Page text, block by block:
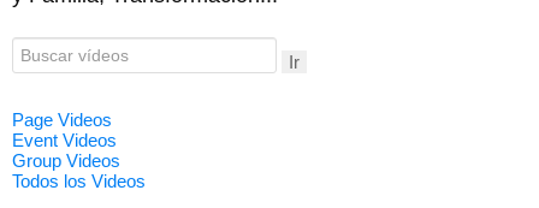
Ir
Page Videos
Event Videos
Group Videos
Todos los Videos